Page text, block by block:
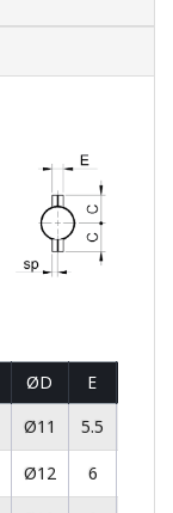
ØD E
Ø11 5.5
Ø12 6